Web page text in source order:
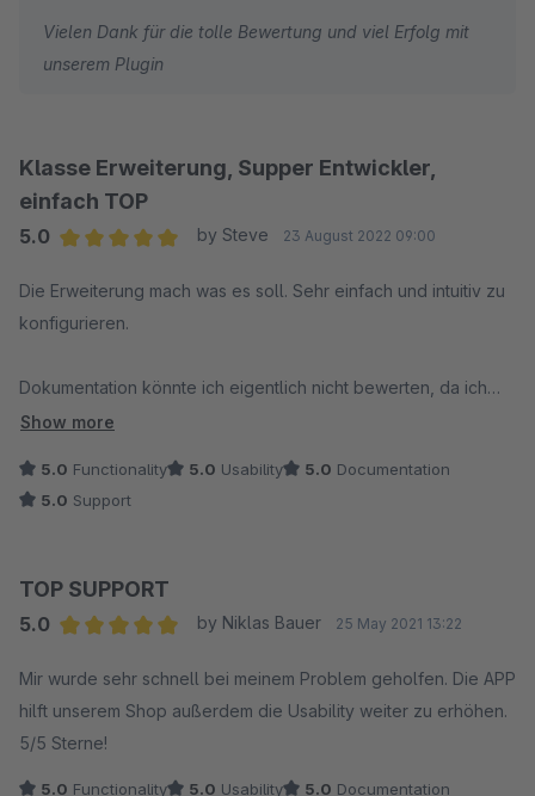
Vielen Dank für die tolle Bewertung und viel Erfolg mit
unserem Plugin
Klasse Erweiterung, Supper Entwickler,
einfach TOP
5.0
by Steve 23 August 2022 09:00
Die Erweiterung mach was es soll. Sehr einfach und intuitiv zu
konfigurieren.
Dokumentation könnte ich eigentlich nicht bewerten, da ich
diese nicht gebraucht habe. :)
Der Entwickler ist sehr Kundenorientiert und unerwartet
freundlich und schnell.
Show more
5.0 Functionality 5.0 Usability 5.0 Documentation
5.0 Support
TOP SUPPORT
5.0
by Niklas Bauer 25 May 2021 13:22
Mir wurde sehr schnell bei meinem Problem geholfen. Die APP
hilft unserem Shop außerdem die Usability weiter zu erhöhen.
5/5 Sterne!
5.0 Functionality 5.0 Usability 5.0 Documentation